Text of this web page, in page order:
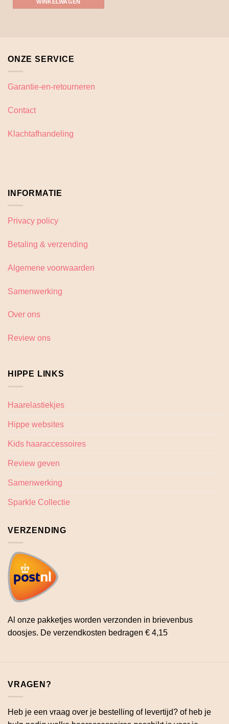
WINKELWAGEN
ONZE SERVICE
Garantie-en-retourneren
Contact
Klachtafhandeling
INFORMATIE
Privacy policy
Betaling & verzending
Algemene voorwaarden
Samenwerking
Over ons
Review ons
HIPPE LINKS
Haarelastiekjes
Hippe websites
Kids haaraccessoires
Review geven
Samenwerking
Sparkle Collectie
VERZENDING
Al onze pakketjes worden verzonden in brievenbus
doosjes. De verzendkosten bedragen € 4,15
VRAGEN?
Heb je een vraag over je bestelling of levertijd? of heb je